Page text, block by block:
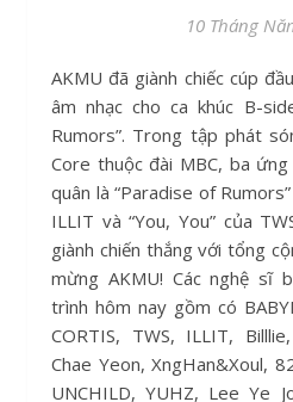
10 Tháng
AKMU đã giành chiếc cúp đầu tiên trên chương trình
âm nhạc cho ca khúc B-
Rumors”. Trong tập phát
Core thuộc đài MBC, ba
quân là “Paradise of
ILLIT và “You, You” của
giành chiến thắng với tổng
mừng AKMU! Các nghệ sĩ
trình hôm nay gồm có
CORTIS, TWS, ILLIT,
Chae Yeon, XngHan&Xoul,
UNCHILD, YUHZ, Lee Ye